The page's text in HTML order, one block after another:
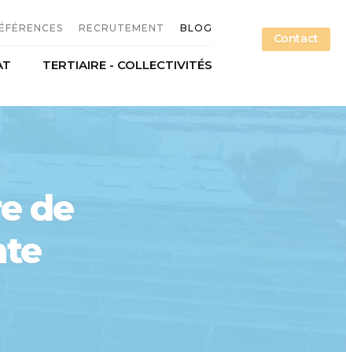
RECRUTEMENT
Candidature spontanée
BLOG
TERTIAIRE - COLLECTIVITÉS
Contact
de